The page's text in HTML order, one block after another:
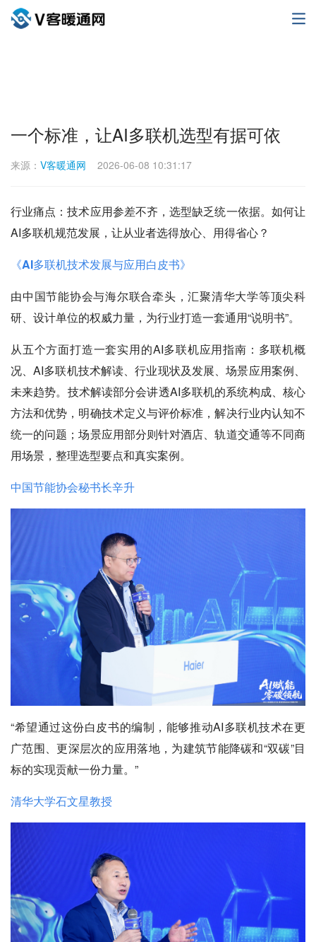
一个标准，让AI多联机选型有据可依
来源： V客暖通网 2026-06-08 10:31:17
行业痛点：技术应用参差不齐，选型缺乏统一依据。如何让
AI多联机规范发展，让从业者选得放心、用得省心？
《AI多联机技术发展与应用白皮书》
由中国节能协会与海尔联合牵头，汇聚清华大学等顶尖科
研、设计单位的权威力量，为行业打造一套通用“说明书”。
从五个方面打造一套实用的AI多联机应用指南：多联机概
况、AI多联机技术解读、行业现状及发展、场景应用案例、
未来趋势。技术解读部分会讲透AI多联机的系统构成、核心
方法和优势，明确技术定义与评价标准，解决行业内认知不
统一的问题；场景应用部分则针对酒店、轨道交通等不同商
用场景，整理选型要点和真实案例。
中国节能协会秘书长辛升
“希望通过这份白皮书的编制，能够推动AI多联机技术在更
广范围、更深层次的应用落地，为建筑节能降碳和“双碳”目
标的实现贡献一份力量。”
清华大学石文星教授